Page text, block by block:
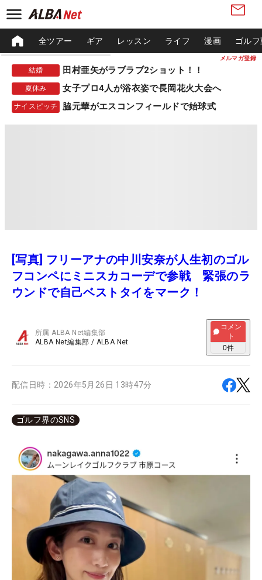
メルマガ登録
全ツアー ギア レッスン ライフ 漫画 ゴル
結婚 田村亜矢がラブラブ2ショット！！
夏休み 女子プロ4人が浴衣姿で長岡花火大会へ
ナイスピッチ 脇元華がエスコンフィールドで始球式
[写真] フリーアナの中川安奈が人生初のゴル
フコンペにミニスカコーデで参戦 緊張のラ
ウンドで自己ベストタイをマーク！
所属ALBA Net編集部
ALBA Net編集部 / ALBA Net
コメン
ト
0件
配信日時： 2026年5月26日 13時47分
ゴルフ界のSNS